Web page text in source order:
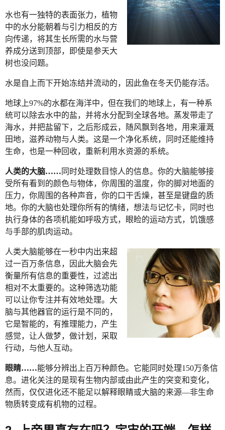
水也有一独特的表面张力，植物
中的水分能朝着与引力相反的方
向传递，将其生长所需的水与营
养成分送到顶部，即使是参天大
树也没问题。
水是自上而下开始冻结并流动的，因此鱼在冬天仍能存活。
地球上97%的水都在海洋中，但在我们的地球上，有一种系
统可以除去水中的盐，并将水分配到全球各地。蒸发带走了
海水，并把盐留下，之后形成云，随风飘到各地，用来灌溉
田地，滋养动物与人类。这是一个净化系统，同时还能维持
生命，也是一种回收，重新利用水资源的系统。
人类的大脑…… 同时处理数目惊人的信息。你的大脑能够接
受所有看到的颜色与物体，你周围的温度，你的脚对地面的
压力，你周围的各种声音，你的口干舌燥，甚至是键盘的质
地。你的大脑也处理你所有的情绪，想法与记忆卡，同时也
执行身体的各项机能如呼吸方式，眼睑的运动方式，饥饿感
与手部的肌肉运动。
人类大脑能够在一秒中内出来超
过一百万条信息，因此大脑会先
衡量所有信息的重要性，过滤出
相对不太重要的。这种筛选功能
可以让你专注并有效地处理。大
脑与其他器官的运行是不同的，
它是智能的，有推理能力，产生
感觉，让人做梦，做计划，采取
行动，与他人互动。
眼睛……能够分辨出上百万种颜色。它能同时处理150万条信
息。进化关注的是现有生物内部或由此产生的突变和变化，
然而，仅仅进化还不能足以解释眼睛或大脑的来源—非生命
物质转变成有机物的过程。